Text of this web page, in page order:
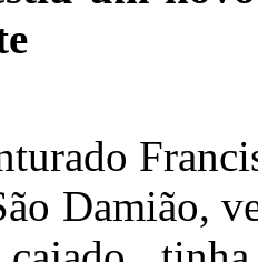
Damião,